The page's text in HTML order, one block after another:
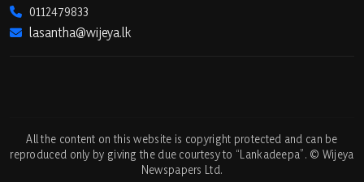
0112479833
lasantha@wijeya.lk
All the content on this website is copyright protected and can be
reproduced only by giving the due courtesy to “Lankadeepa”. © Wijeya
Newspapers Ltd.